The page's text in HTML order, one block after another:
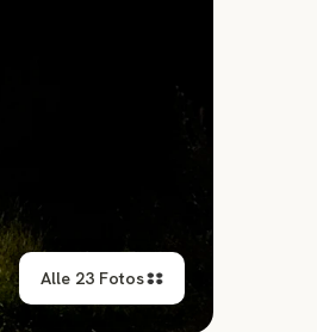
Alle 23 Fotos